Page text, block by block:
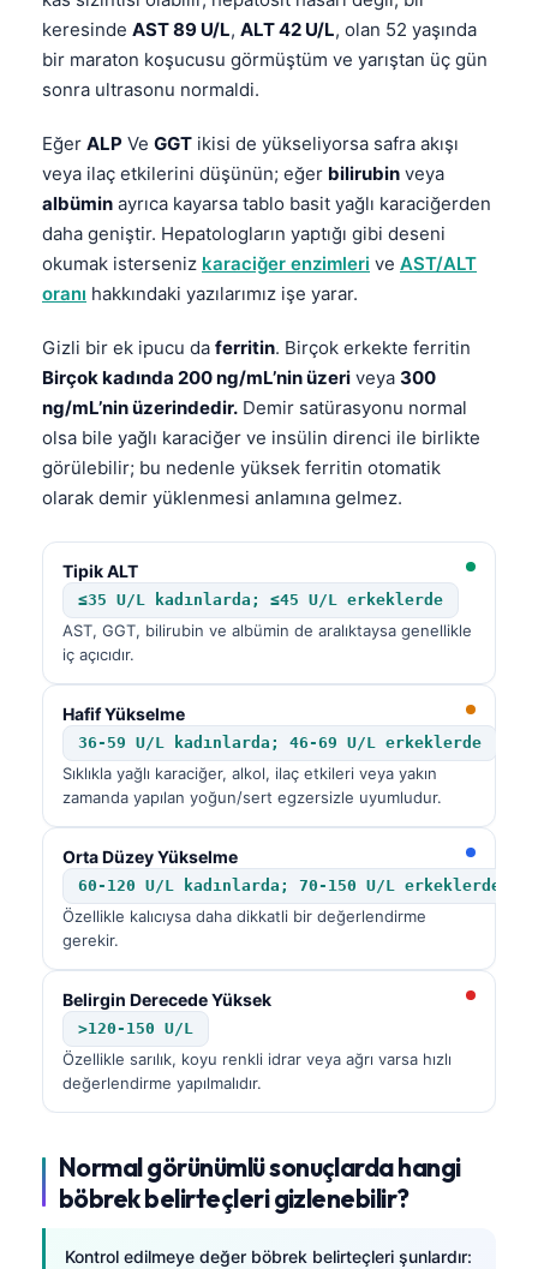
keresinde AST 89 U/L, ALT 42 U/L, olan 52 yaşında
bir maraton koşucusu görmüştüm ve yarıştan üç gün
sonra ultrasonu normaldi.
Eğer ALP Ve GGT ikisi de yükseliyorsa safra akışı
veya ilaç etkilerini düşünün; eğer bilirubin veya
albümin ayrıca kayarsa tablo basit yağlı karaciğerden
daha geniştir. Hepatologların yaptığı gibi deseni
okumak isterseniz karaciğer enzimleri ve AST/ALT
oranı hakkındaki yazılarımız işe yarar.
Gizli bir ek ipucu da ferritin. Birçok erkekte ferritin
Birçok kadında 200 ng/mL’nin üzeri veya 300
ng/mL’nin üzerindedir. Demir satürasyonu normal
olsa bile yağlı karaciğer ve insülin direnci ile birlikte
görülebilir; bu nedenle yüksek ferritin otomatik
olarak demir yüklenmesi anlamına gelmez.
Tipik ALT
≤35 U/L kadınlarda; ≤45 U/L erkeklerde
AST, GGT, bilirubin ve albümin de aralıktaysa genellikle
iç açıcıdır.
Hafif Yükselme
36-59 U/L kadınlarda; 46-69 U/L erkeklerde
Sıklıkla yağlı karaciğer, alkol, ilaç etkileri veya yakın
zamanda yapılan yoğun/sert egzersizle uyumludur.
Orta Düzey Yükselme
60-120 U/L kadınlarda; 70-150 U/L erkeklerde
Özellikle kalıcıysa daha dikkatli bir değerlendirme
gerekir.
Belirgin Derecede Yüksek
>120-150 U/L
Özellikle sarılık, koyu renkli idrar veya ağrı varsa hızlı
değerlendirme yapılmalıdır.
Normal görünümlü sonuçlarda hangi
böbrek belirteçleri gizlenebilir?
Kontrol edilmeye değer böbrek belirteçleri şunlardır:
Shqip
বাংলা
اردو
తెలుగు
தமிழ்
ગુજરાતી
ಕನ್ನಡ
മലയാളം
Bahasa Melayu
Tiếng Việt
ไทย
ဗမာစာ
Kiswahili
አማርኛ
Українська
O‘zbekcha
Català
Қазақ тілі
Suomi
Hrvatski
Slovenčina
پښتو
سنڌي
සිංහල
অসমীয়া
Galego
Latviešu valoda
Македонски јазик